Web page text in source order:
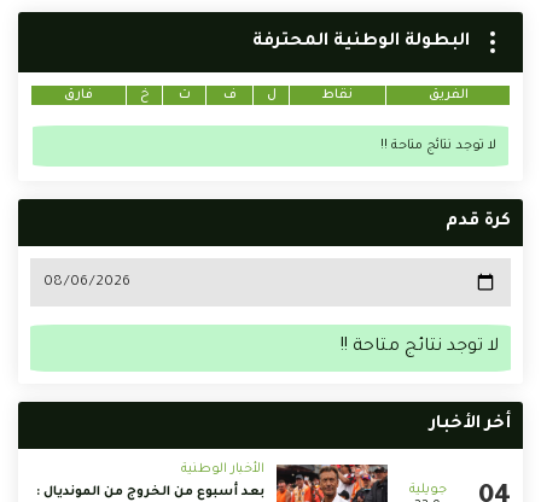
البطولة الوطنية المحترفة
الفريق نقاط ل ف ت خ فارق
لا توجد نتائج متاحة !!
كرة قدم
لا توجد نتائج متاحة !!
أخر الأخبار
الأخبار الوطنية
بعد أسبوع من الخروج من المونديال :